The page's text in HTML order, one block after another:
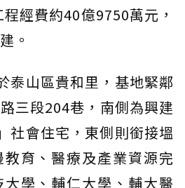
經費約40億9750萬元，
。
泰山區貴和里，基地緊鄰
三段204巷，南側為興建
社會住宅，東側則銜接塭
育、醫療及產業資源完
學、輔仁大學、輔大醫